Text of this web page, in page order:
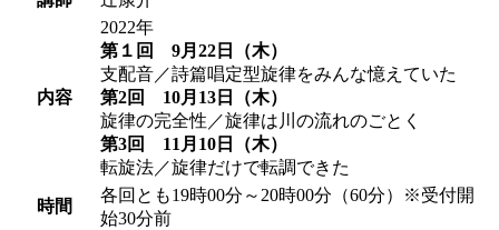
内容
2022年
第１回 9月22日（木）
支配音／詩篇唱定型旋律をみんな憶えていた
第2回 10月13日（木）
旋律の完全性／旋律は川の流れのごとく
第3回 11月10日（木）
転旋法／旋律だけで転調できた
時間
各回とも19時00分～20時00分（60分）※受付開
始30分前